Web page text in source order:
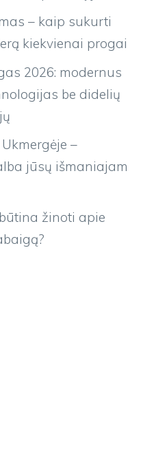
– kaip sukurti
kiekvienai progai
2026: modernus
be didelių
–
jūsų išmaniajam
žinoti apie